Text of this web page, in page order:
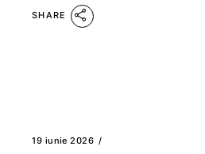
SHARE
19 iunie 2026